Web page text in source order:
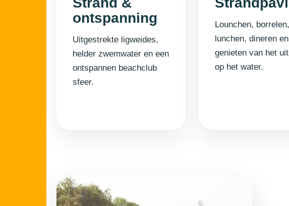
ontspanning
Uitgestrekte ligweides,
helder zwemwater en een
ontspannen beachclub
sfeer.
Lounchen, borrelen,
lunchen, dineren en
genieten van het
op het water.